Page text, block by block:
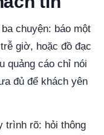
chuyện: báo một
giờ, hoặc đồ đạc
quảng cáo chỉ nói
đủ để khách yên
trình rõ: hỏi thông